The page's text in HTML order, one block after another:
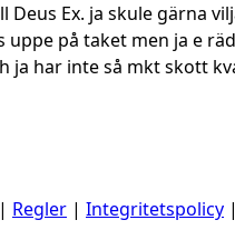
Ex. ja skule gärna
på taket men ja e
ja har inte så mkt skott
| Regler | Integritetspolicy |